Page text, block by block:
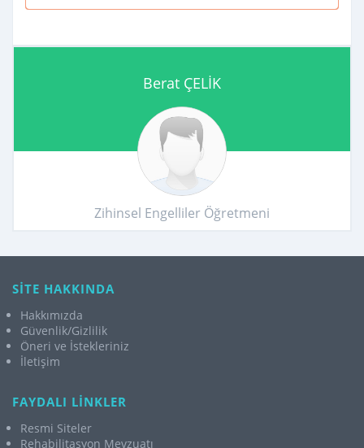
Berat ÇELİK
Zihinsel Engelliler Öğretmeni
SİTE HAKKINDA
Hakkımızda
Güvenlik/Gizlilik
Öneri ve İstekleriniz
İletişim
FAYDALI LİNKLER
Resmi Siteler
Rehabilitasyon Mevzuatı